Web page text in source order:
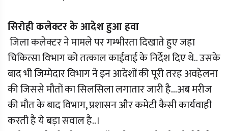
सिरोही कलेक्टर के आदेश हुआ हवा
जिला कलेक्टर ने मामले पर गम्भीरता दिखाते हुए जहा
चिकित्सा विभाग को तत्काल काईवाई के निर्देश दिए थे.. उसके
बाद भी जिम्मेदार विभाग ने इन आदेशों की पूरी तरह अवहेलना
की जिससे मौतों का सिलसिला लगातार जारी है...अब मरीज
की मौत के बाद विभाग, प्रशासन और कमेटी कैसी कार्यवाही
करती है ये बड़ा सवाल है..।